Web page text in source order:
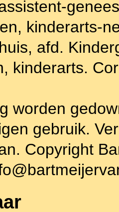
kinderarts-
afd.
kinderarts.
worden
gebruik.
Copyright